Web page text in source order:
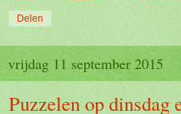
Delen
vrijdag 11 september 2015
Puzzelen op